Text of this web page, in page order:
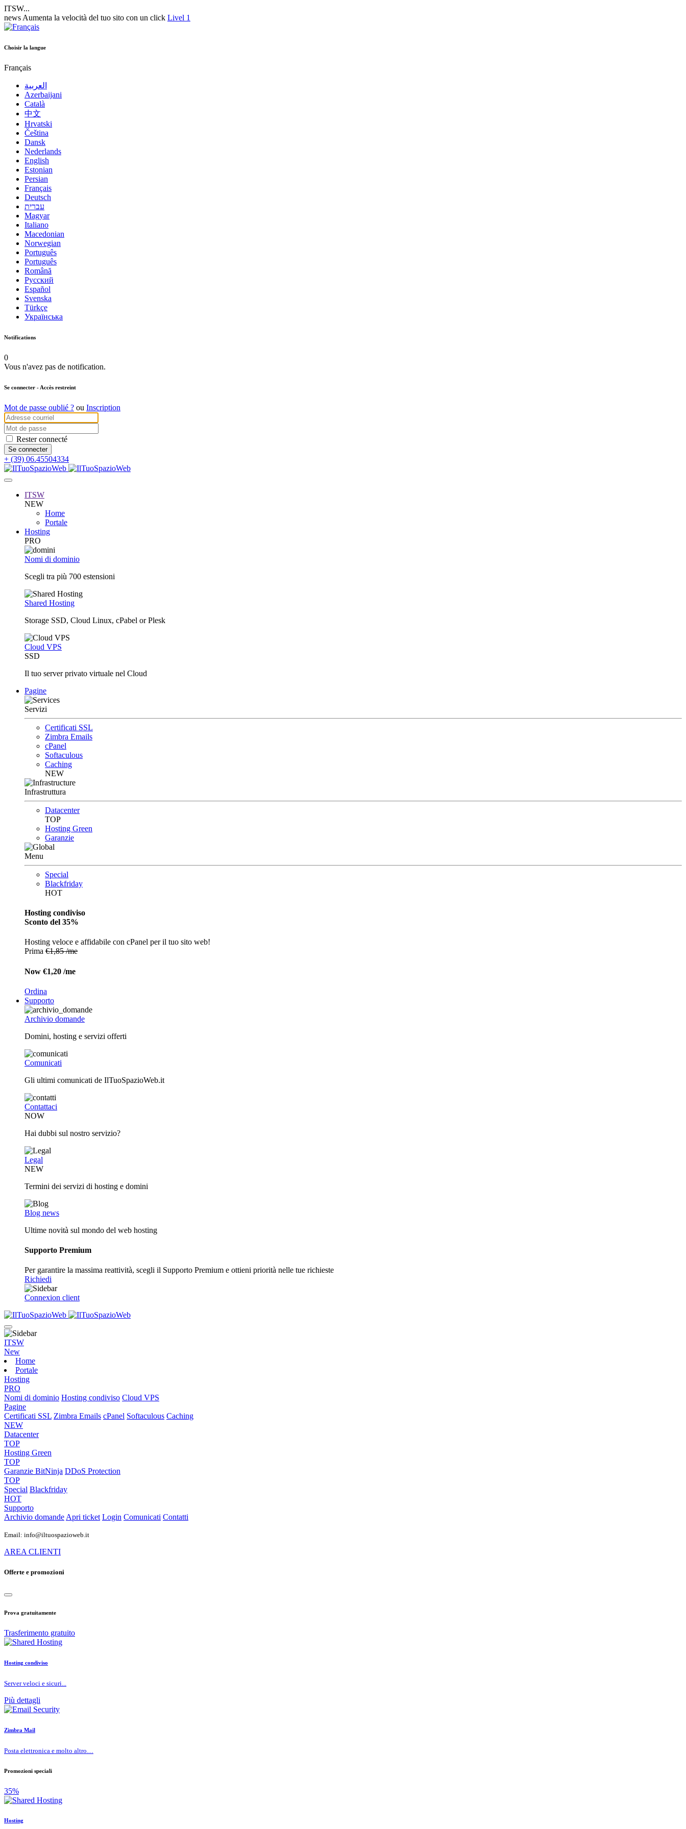
ITSW...
news Aumenta la velocità del tuo sito con un click Livel 1
Choisir la langue
Français
العربية
Azerbaijani
Català
中文
Hrvatski
Čeština
Dansk
Nederlands
English
Estonian
Persian
Français
Deutsch
עברית
Magyar
Italiano
Macedonian
Norwegian
Português
Português
Română
Русский
Español
Svenska
Türkçe
Українська
Notifications
0
Vous n'avez pas de notification.
Se connecter - Accès restreint
Mot de passe oublié ? ou Inscription
Rester connecté
+ (39) 06.45504334
ITSW
NEW
Home
Portale
Hosting
PRO
Nomi di dominio
Scegli tra più 700 estensioni
Shared Hosting
Storage SSD, Cloud Linux, cPabel or Plesk
Cloud VPS
SSD
Il tuo server privato virtuale nel Cloud
Pagine
Servizi
Certificati SSL
Zimbra Emails
cPanel
Softaculous
Caching
NEW
Infrastruttura
Datacenter
TOP
Hosting Green
Garanzie
Menu
Special
Blackfriday
HOT
Hosting condiviso
Sconto del 35%
Hosting veloce e affidabile con cPanel per il tuo sito web!
Prima €1,85 /me
Now €1,20 /me
Ordina
Supporto
Archivio domande
Domini, hosting e servizi offerti
Comunicati
Gli ultimi comunicati de IlTuoSpazioWeb.it
Contattaci
NOW
Hai dubbi sul nostro servizio?
Legal
NEW
Termini dei servizi di hosting e domini
Blog news
Ultime novità sul mondo del web hosting
Supporto Premium
Per garantire la massima reattività, scegli il Supporto Premium e ottieni priorità nelle tue richieste
Richiedi
Connexion client
ITSW
New
Home
Portale
Hosting
PRO
Nomi di dominio Hosting condiviso Cloud VPS
Pagine
Certificati SSL Zimbra Emails cPanel Softaculous Caching
NEW
Datacenter
TOP
Hosting Green
TOP
Garanzie BitNinja DDoS Protection
TOP
Special Blackfriday
HOT
Supporto
Archivio domandeApri ticket Login Comunicati Contatti
Email: info@iltuospazioweb.it
AREA CLIENTI
Offerte e promozioni
Prova gratuitamente
Trasferimento gratuito
Hosting condiviso
Server veloci e sicuri...
Più dettagli
Zimbra Mail
Posta elettronica e molto altro…
Promozioni speciali
35%
Hosting